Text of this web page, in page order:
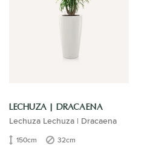
LECHUZA | DRACAENA
Lechuza Lechuza | Dracaena
150cm 32cm